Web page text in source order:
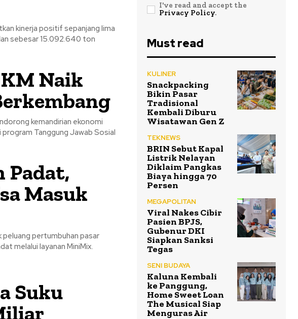
kinerja positif sepanjang lima
sebesar 15.092.640 ton
Naik
kemandirian ekonomi
Tanggung Jawab Sosial
Padat,
Masuk
pertumbuhan pasar
melalui layanan MiniMix.
Suku
I've read and accept the
Privacy Policy.
Must read
KULINER
Snackpacking
Bikin Pasar
Tradisional
Kembali Diburu
Wisatawan Gen Z
TEKNEWS
BRIN Sebut Kapal
Listrik Nelayan
Diklaim Pangkas
Biaya hingga 70
Persen
MEGAPOLITAN
Viral Nakes Cibir
Pasien BPJS,
Gubenur DKI
Siapkan Sanksi
Tegas
SENI BUDAYA
Kaluna Kembali
ke Panggung,
Home Sweet Loan
The Musical Siap
Menguras Air